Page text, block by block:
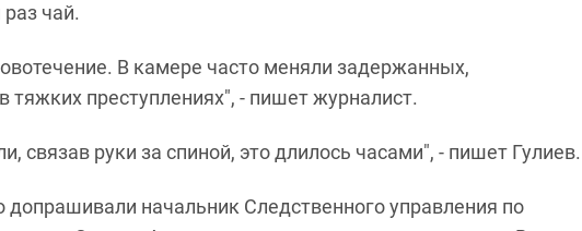
чай.
В камере часто меняли задержанных,
преступлениях", - пишет журналист.
связав руки за спиной, это длилось часами", - пишет Гулиев.
допрашивали начальник Следственного управления по